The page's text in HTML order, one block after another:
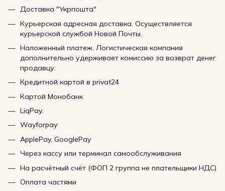
Доставка "Укрпошта"
Курьерская адресная доставка. Осуществляется
курьерской службой Новой Почты.
Наложенный платеж. Логистическая компания
дополнительно удерживает комиссию за возврат денег
продавцу:
Кредитной картой в privat24
Картой Монобанк
LiqPay.
Wayforpay
ApplePay, GooglePay
Через кассу или терминал самообслуживания
На расчётный счёт (ФОП 2 группа не плательщики НДС)
Оплата частями